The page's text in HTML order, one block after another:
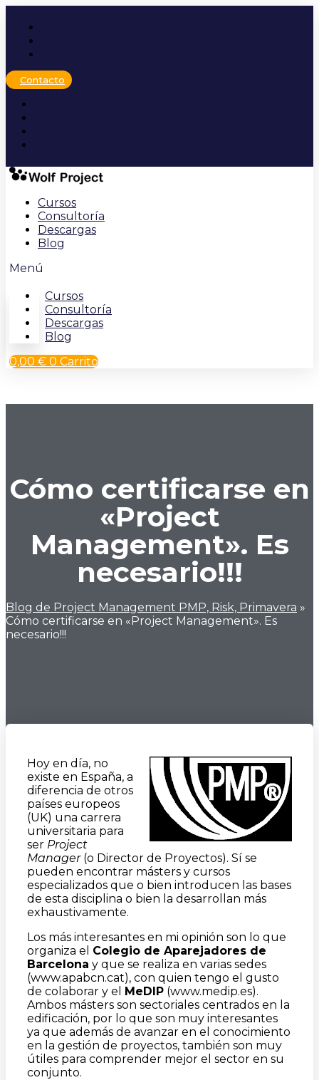
contenido
Contacto
Cursos
Consultoría
Descargas
Blog
Menú
Cursos
Consultoría
Descargas
Blog
0,00 € 0 Carrito
Cómo certificarse en
«Project
Management». Es
necesario!!!
Blog de Project Management PMP, Risk, Primavera »
Cómo certificarse en «Project Management». Es
necesario!!!
Hoy en día, no
existe en España, a
diferencia de otros
países europeos
(UK) una carrera
universitaria para
ser Project
Manager (o Director de Proyectos). Sí se
pueden encontrar másters y cursos
especializados que o bien introducen las bases
de esta disciplina o bien la desarrollan más
exhaustivamente.
Los más interesantes en mi opinión son lo que
organiza el Colegio de Aparejadores de
Barcelona y que se realiza en varias sedes
(www.apabcn.cat), con quien tengo el gusto
de colaborar y el MeDIP (www.medip.es).
Ambos másters son sectoriales centrados en la
edificación, por lo que son muy interesantes
ya que además de avanzar en el conocimiento
en la gestión de proyectos, también son muy
útiles para comprender mejor el sector en su
conjunto.